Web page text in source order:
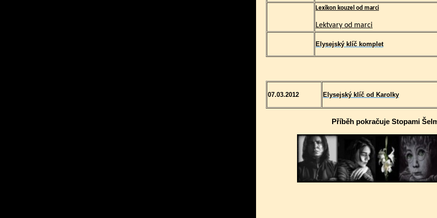
Lexikon kouzel od marci
Lektvary od marci
Elysejský klíč komplet
07.03.2012 Elysejský klíč od Karolky
Příběh pokračuje Stopami